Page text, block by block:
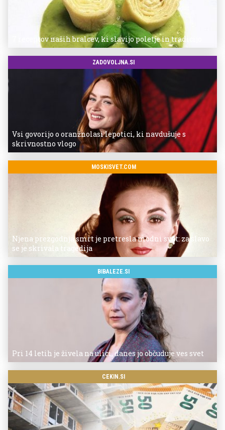
7 receptov naših bralcev, ki slavijo poletje in tradicijo
ZADOVOLJNA.SI
Vsi govorijo o oranžnolasi lepotici, ki navdušuje s
skrivnostno vlogo
MOSKISVET.COM
Njena prezgodnja smrt je pretresla modni svet: za slavo
se je skrivala tragedija
BIBALEZE.SI
Pri 14 letih je živela na ulici, danes jo občuduje ves svet
CEKIN.SI